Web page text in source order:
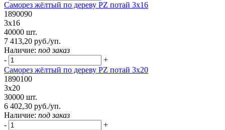
Саморез жёлтый по дереву PZ потай 3х16
1890090
3х16
40000 шт.
7 413,20 руб./уп.
Наличие: под заказ
-
+
Саморез жёлтый по дереву PZ потай 3х20
1890100
3х20
30000 шт.
6 402,30 руб./уп.
Наличие: под заказ
-
+